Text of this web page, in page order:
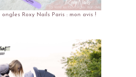
Roxy Nails Paris : mon avis !